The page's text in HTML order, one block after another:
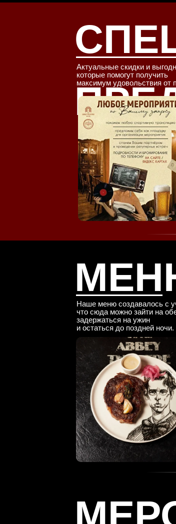
Актуальные скидки и
которые помогут получить
максимум удовольствия от
Наше меню создавалось с
что сюда можно зайти на
задержаться на ужин
и остаться до поздней ночи.